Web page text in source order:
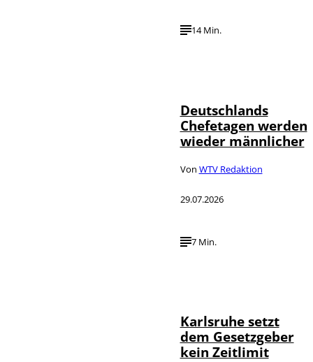
14 Min.
Deutschlands
Chefetagen werden
wieder männlicher
Von WTV Redaktion
29.07.2026
7 Min.
Karlsruhe setzt
dem Gesetzgeber
kein Zeitlimit